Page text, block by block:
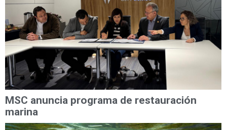
MSC anuncia programa de restauración
marina